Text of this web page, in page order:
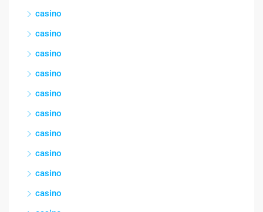
casino
casino
casino
casino
casino
casino
casino
casino
casino
casino